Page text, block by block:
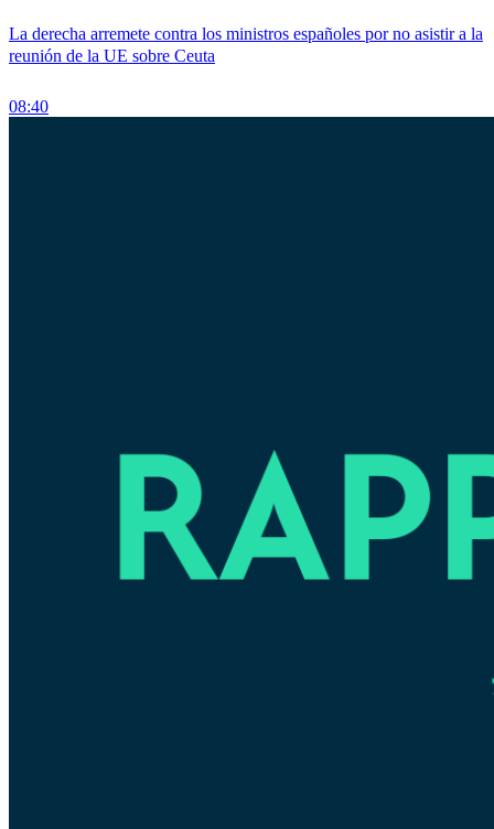
La derecha arremete contra los ministros españoles por no asistir a la
reunión de la UE sobre Ceuta
08:40